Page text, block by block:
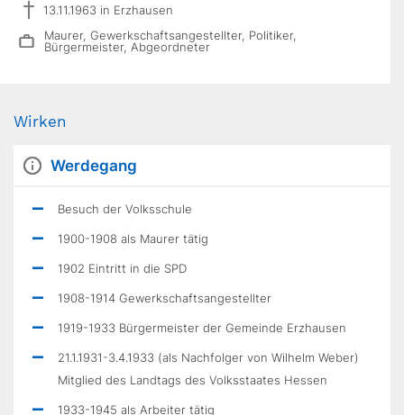
13.11.1963 in Erzhausen
Maurer, Gewerkschaftsangestellter, Politiker,
Bürgermeister, Abgeordneter
Wirken
Werdegang
Besuch der Volksschule
1900-1908 als Maurer tätig
1902 Eintritt in die SPD
1908-1914 Gewerkschaftsangestellter
1919-1933 Bürgermeister der Gemeinde Erzhausen
21.1.1931-3.4.1933 (als Nachfolger von Wilhelm Weber)
Mitglied des Landtags des Volksstaates Hessen
1933-1945 als Arbeiter tätig